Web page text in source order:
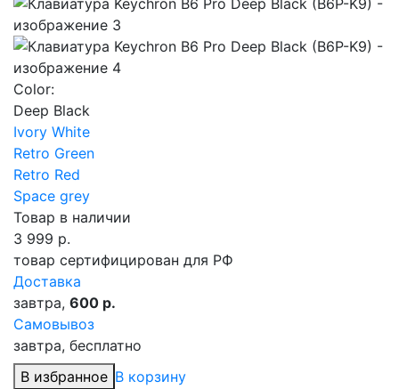
Color:
Deep Black
Ivory White
Retro Green
Retro Red
Space grey
Товар в наличии
3 999 р.
товар сертифицирован для РФ
Доставка
завтра, 600 р.
Самовывоз
завтра, бесплатно
В избранное В корзину